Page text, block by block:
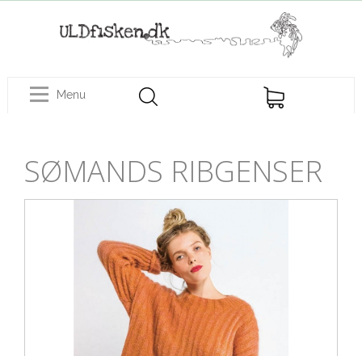
Menu
SØMANDS RIBGENSER